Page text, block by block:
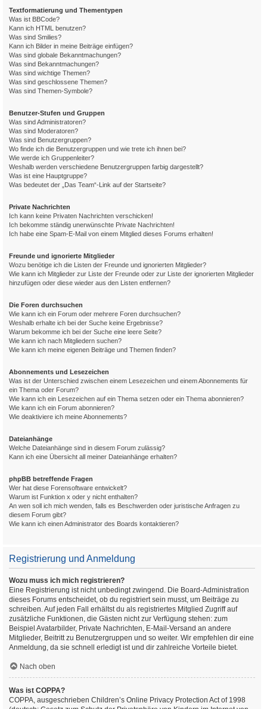
Textformatierung und Thementypen
Was ist BBCode?
Kann ich HTML benutzen?
Was sind Smilies?
Kann ich Bilder in meine Beiträge einfügen?
Was sind globale Bekanntmachungen?
Was sind Bekanntmachungen?
Was sind wichtige Themen?
Was sind geschlossene Themen?
Was sind Themen-Symbole?
Benutzer-Stufen und Gruppen
Was sind Administratoren?
Was sind Moderatoren?
Was sind Benutzergruppen?
Wo finde ich die Benutzergruppen und wie trete ich ihnen bei?
Wie werde ich Gruppenleiter?
Weshalb werden verschiedene Benutzergruppen farbig dargestellt?
Was ist eine Hauptgruppe?
Was bedeutet der „Das Team“-Link auf der Startseite?
Private Nachrichten
Ich kann keine Privaten Nachrichten verschicken!
Ich bekomme ständig unerwünschte Private Nachrichten!
Ich habe eine Spam-E-Mail von einem Mitglied dieses Forums erhalten!
Freunde und ignorierte Mitglieder
Wozu benötige ich die Listen der Freunde und ignorierten Mitglieder?
Wie kann ich Mitglieder zur Liste der Freunde oder zur Liste der ignorierten Mitglieder
hinzufügen oder diese wieder aus den Listen entfernen?
Die Foren durchsuchen
Wie kann ich ein Forum oder mehrere Foren durchsuchen?
Weshalb erhalte ich bei der Suche keine Ergebnisse?
Warum bekomme ich bei der Suche eine leere Seite?
Wie kann ich nach Mitgliedern suchen?
Wie kann ich meine eigenen Beiträge und Themen finden?
Abonnements und Lesezeichen
Was ist der Unterschied zwischen einem Lesezeichen und einem Abonnements für
ein Thema oder Forum?
Wie kann ich ein Lesezeichen auf ein Thema setzen oder ein Thema abonnieren?
Wie kann ich ein Forum abonnieren?
Wie deaktiviere ich meine Abonnements?
Dateianhänge
Welche Dateianhänge sind in diesem Forum zulässig?
Kann ich eine Übersicht all meiner Dateianhänge erhalten?
phpBB betreffende Fragen
Wer hat diese Forensoftware entwickelt?
Warum ist Funktion x oder y nicht enthalten?
An wen soll ich mich wenden, falls es Beschwerden oder juristische Anfragen zu
diesem Forum gibt?
Wie kann ich einen Administrator des Boards kontaktieren?
Registrierung und Anmeldung
Wozu muss ich mich registrieren?
Eine Registrierung ist nicht unbedingt zwingend. Die Board-Administration
dieses Forums entscheidet, ob du registriert sein musst, um Beiträge zu
schreiben. Auf jeden Fall erhältst du als registriertes Mitglied Zugriff auf
zusätzliche Funktionen, die Gästen nicht zur Verfügung stehen: zum
Beispiel Avatarbilder, Private Nachrichten, E-Mail-Versand an andere
Mitglieder, Beitritt zu Benutzergruppen und so weiter. Wir empfehlen dir eine
Anmeldung, da sie schnell erledigt ist und dir zahlreiche Vorteile bietet.
Nach oben
Was ist COPPA?
COPPA, ausgeschrieben Children’s Online Privacy Protection Act of 1998